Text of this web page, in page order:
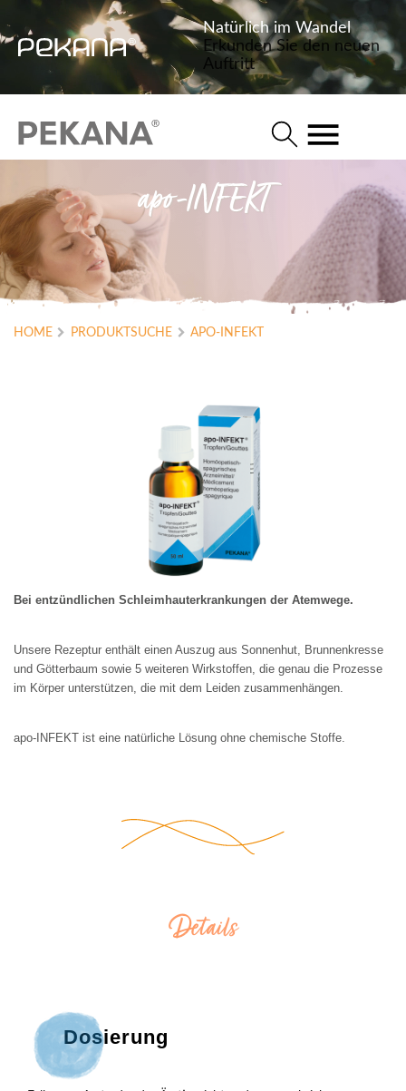
Natürlich im Wandel
Erkunden Sie den neuen
Auftritt
apo-INFEKT
HOME PRODUKTSUCHE APO-INFEKT
Bei entzündlichen Schleimhauterkrankungen der Atemwege.
Unsere Rezeptur enthält einen Auszug aus Sonnenhut, Brunnenkresse
und Götterbaum sowie 5 weiteren Wirkstoffen, die genau die Prozesse
im Körper unterstützen, die mit dem Leiden zusammenhängen.
apo-INFEKT ist eine natürliche Lösung ohne chemische Stoffe.
Details
Dosierung